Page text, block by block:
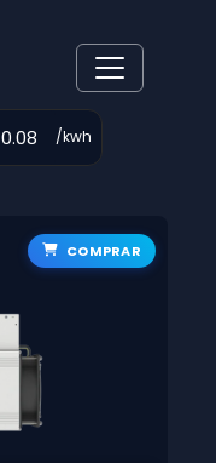
/kwh
COMPRAR